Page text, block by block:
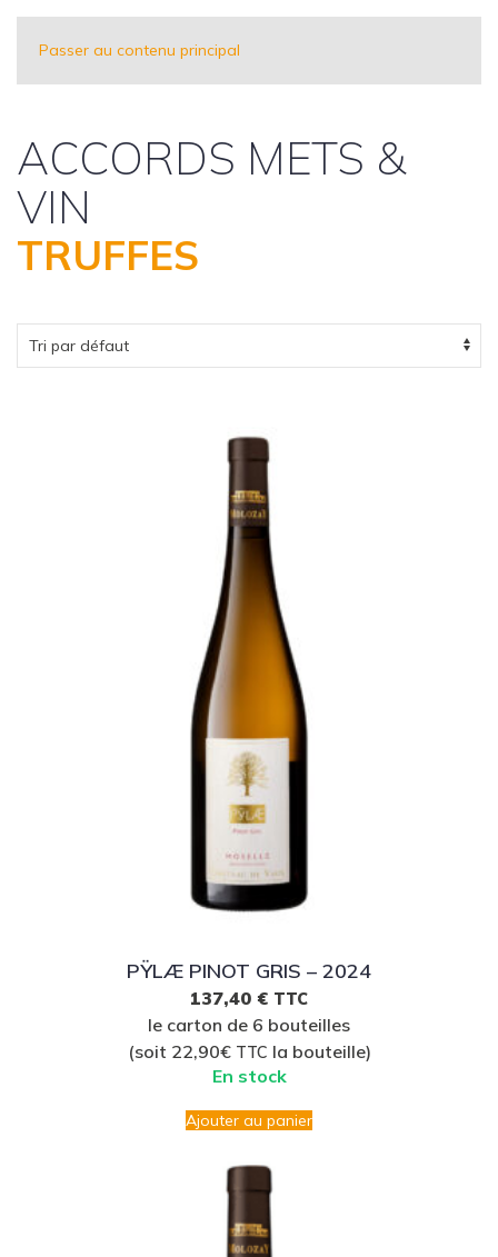
Passer au contenu principal
ACCORDS METS &
VIN
TRUFFES
PŸLÆ PINOT GRIS – 2024
137,40 € TTC
le carton de 6 bouteilles
(soit 22,90€ TTC la bouteille)
En stock
Ajouter au panier